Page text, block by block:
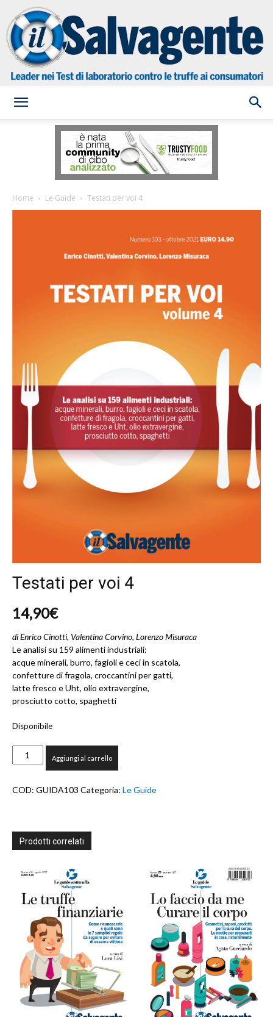
Salvagente
Home Le Guide Testati per voi 4
Testati per voi 4
14,90€
di Enrico Cinotti, Valentina Corvino, Lorenzo Misuraca
Le analisi su 159 alimenti industriali:
acque minerali, burro, fagioli e ceci in scatola,
confetture di fragola, croccantini per gatti,
latte fresco e Uht, olio extravergine,
prosciutto cotto, spaghetti
Disponibile
Testati
per
4
Aggiungi al carrello
COD: GUIDA103 Categoria: Le Guide
Prodotti correlati